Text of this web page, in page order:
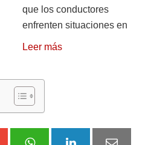
que los conductores
enfrenten situaciones en
Leer más